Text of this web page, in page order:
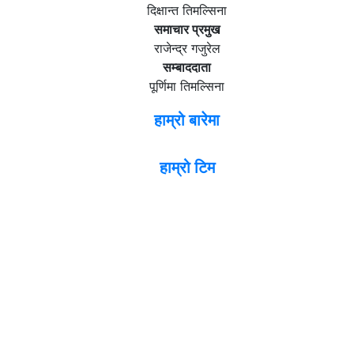
दिक्षान्त तिमल्सिना
समाचार प्रमुख
राजेन्द्र गजुरेल
सम्बाददाता
पूर्णिमा तिमल्सिना
हाम्रो बारेमा
हाम्रो टिम